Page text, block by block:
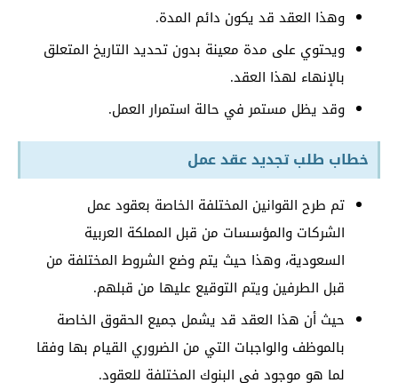
وهذا العقد قد يكون دائم المدة.
ويحتوي على مدة معينة بدون تحديد التاريخ المتعلق
بالإنهاء لهذا العقد.
وقد يظل مستمر في حالة استمرار العمل.
خطاب طلب تجديد عقد عمل
تم طرح القوانين المختلفة الخاصة بعقود عمل
الشركات والمؤسسات من قبل المملكة العربية
السعودية، وهذا حيث يتم وضع الشروط المختلفة من
قبل الطرفين ويتم التوقيع عليها من قبلهم.
حيث أن هذا العقد قد يشمل جميع الحقوق الخاصة
بالموظف والواجبات التي من الضروري القيام بها وفقا
لما هو موجود في البنوك المختلفة للعقود.